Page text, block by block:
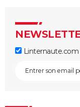
Linternaute.com